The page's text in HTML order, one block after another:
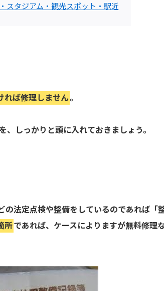
スタジアム・観光スポット・駅近
れば修理しません。
、しっかりと頭に入れておきましょう。
法定点検や整備をしているのであれば「
所であれば、ケースによりますが無料修理